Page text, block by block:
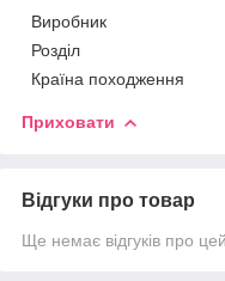
Виробник
Розділ
Країна походження
Приховати
Відгуки про товар
Ще немає відгуків про